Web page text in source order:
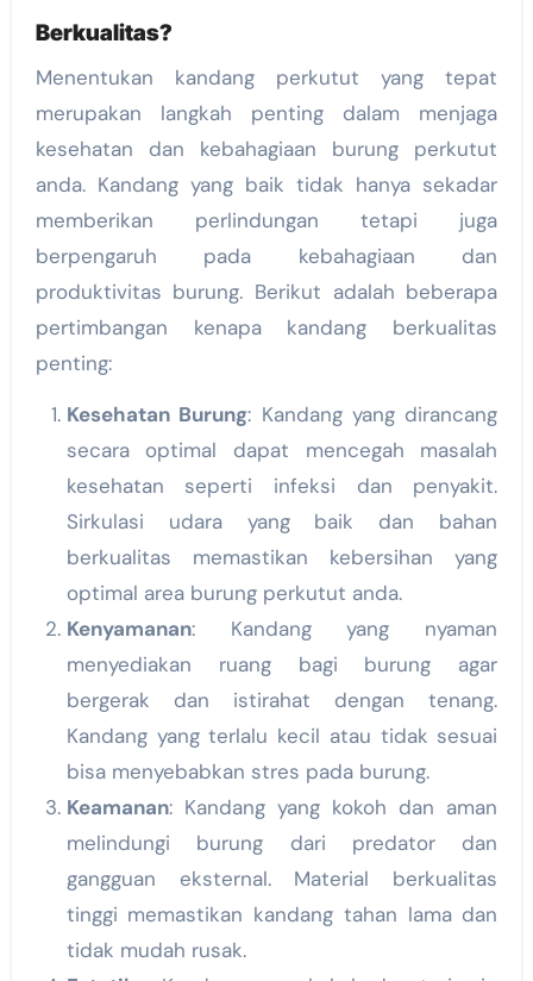
Berkualitas?
Menentukan kandang perkutut yang tepat
merupakan langkah penting dalam menjaga
kesehatan dan kebahagiaan burung perkutut
anda. Kandang yang baik tidak hanya sekadar
memberikan perlindungan tetapi juga
berpengaruh pada kebahagiaan dan
produktivitas burung. Berikut adalah beberapa
pertimbangan kenapa kandang berkualitas
penting:
Kesehatan Burung: Kandang yang dirancang
secara optimal dapat mencegah masalah
kesehatan seperti infeksi dan penyakit.
Sirkulasi udara yang baik dan bahan
berkualitas memastikan kebersihan yang
optimal area burung perkutut anda.
Kenyamanan: Kandang yang nyaman
menyediakan ruang bagi burung agar
bergerak dan istirahat dengan tenang.
Kandang yang terlalu kecil atau tidak sesuai
bisa menyebabkan stres pada burung.
Keamanan: Kandang yang kokoh dan aman
melindungi burung dari predator dan
gangguan eksternal. Material berkualitas
tinggi memastikan kandang tahan lama dan
tidak mudah rusak.